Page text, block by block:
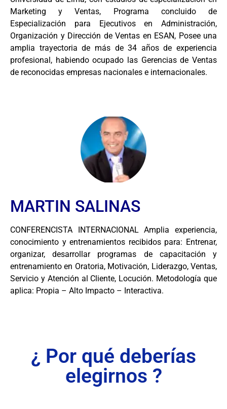
Marketing y Ventas, Programa concluido de
Especialización para Ejecutivos en Administración,
Organización y Dirección de Ventas en ESAN, Posee una
amplia trayectoria de más de 34 años de experiencia
profesional, habiendo ocupado las Gerencias de Ventas
de reconocidas empresas nacionales e internacionales.
MARTIN SALINAS
CONFERENCISTA INTERNACIONAL Amplia experiencia,
conocimiento y entrenamientos recibidos para: Entrenar,
organizar, desarrollar programas de capacitación y
entrenamiento en Oratoria, Motivación, Liderazgo, Ventas,
Servicio y Atención al Cliente, Locución. Metodología que
aplica: Propia – Alto Impacto – Interactiva.
¿ Por qué deberías
elegirnos ?